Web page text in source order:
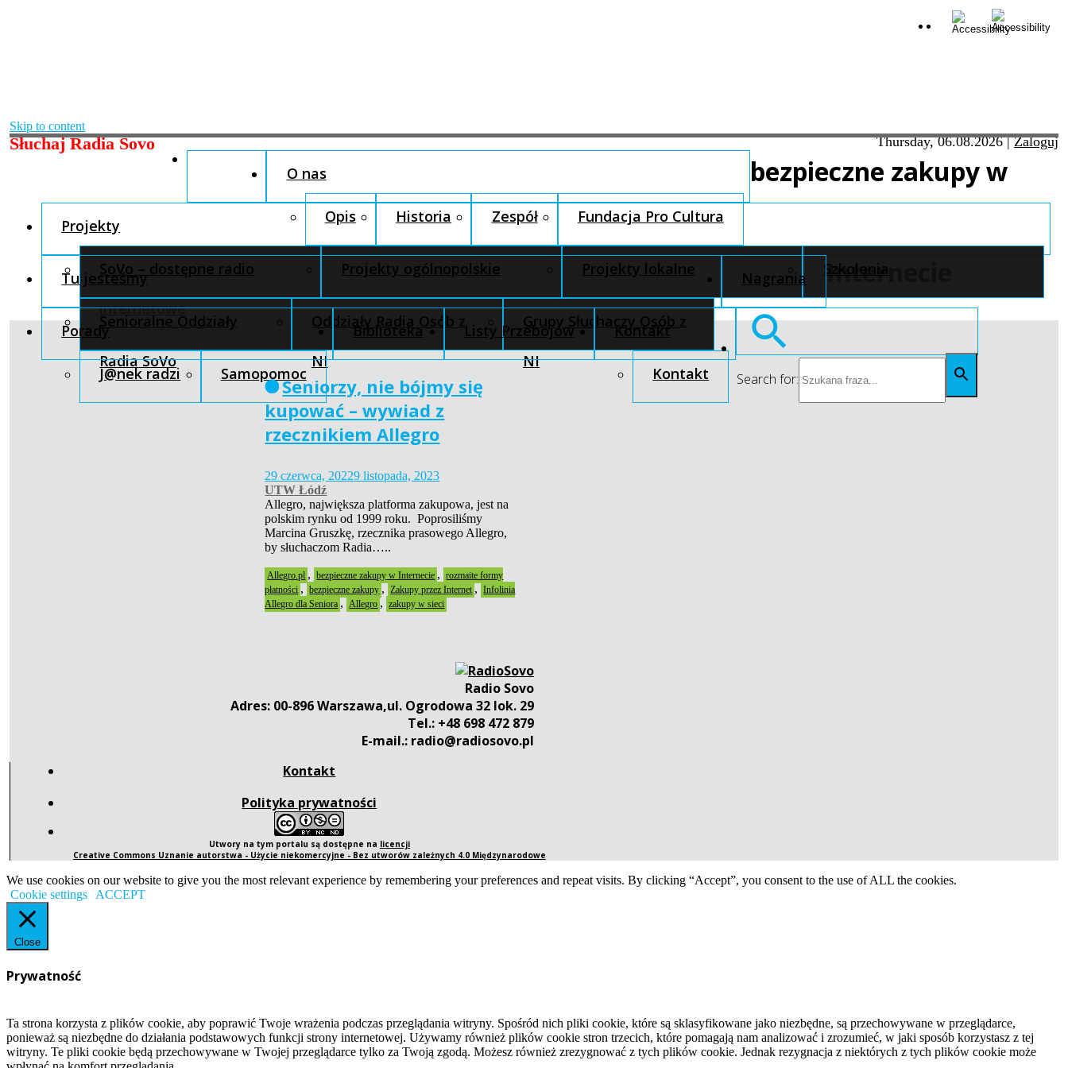
Skip to content
Słuchaj Radia Sovo Thursday, 06.08.2026|Zaloguj
O nas
Opis Historia Zespół Fundacja Pro Cultura
Projekty
SoVo – dostępne radio
internetowe
Projekty ogólnopolskie Projekty lokalne Szkolenia
Tu jesteśmy
Senioralne Oddziały
Radia SoVo
Oddziały Radia Osób z
NI
Grupy Słuchaczy Osób z
NI
Nagrania
Porady
J@nek radzi Samopomoc
Biblioteka Listy Przebojów Kontakt
Kontakt Search for:
bezpieczne zakupy w
Internecie
Seniorzy, nie bójmy się
kupować – wywiad z
rzecznikiem Allegro
29 czerwca, 20229 listopada, 2023
UTW Łódź
Allegro, największa platforma zakupowa, jest na
polskim rynku od 1999 roku. Poprosiliśmy
Marcina Gruszkę, rzecznika prasowego Allegro,
by słuchaczom Radia…..
Allegro.pl , bezpieczne zakupy w Internecie ,
rozmaite formy
płatności , bezpieczne zakupy , Zakupy przez Internet ,
Infolinia
Allegro dla Seniora , Allegro , zakupy w sieci
Radio Sovo
Adres: 00-896 Warszawa,ul. Ogrodowa 32 lok. 29
Tel.: +48 698 472 879
E-mail.: radio@radiosovo.pl
Kontakt
Polityka prywatności
Utwory na tym portalu są dostępne na licencji
Creative Commons Uznanie autorstwa - Użycie niekomercyjne - Bez utworów zależnych 4.0 Międzynarodowe
We use cookies on our website to give you the most relevant experience by remembering your preferences and repeat visits. By clicking “Accept”, you consent to the use of ALL the cookies.
Cookie settings
ACCEPT
Close
Prywatność
Ta strona korzysta z plików cookie, aby poprawić Twoje wrażenia podczas przeglądania witryny. Spośród nich pliki cookie, które są sklasyfikowane jako niezbędne, są przechowywane w przeglądarce,
ponieważ są niezbędne do działania podstawowych funkcji strony internetowej. Używamy również plików cookie stron trzecich, które pomagają nam analizować i zrozumieć, w jaki sposób korzystasz z tej
witryny. Te pliki cookie będą przechowywane w Twojej przeglądarce tylko za Twoją zgodą. Możesz również zrezygnować z tych plików cookie. Jednak rezygnacja z niektórych z tych plików cookie może